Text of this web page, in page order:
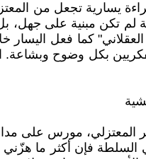
بقراءة يسارية تجعل من
لم تكن مبنية على
كما فعل اليسار
بكل وضوح وبشاعة.
المعتزلي، مورس على
فإن أكثر ما